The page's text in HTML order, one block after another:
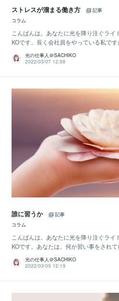
ストレスが溜まる働き方
記事
コラム
こんばんは。あなたに光を降り注ぐラ
KOです。長く会社員をやっている私で
光の仕事人＠SACHIKO
2022/03/07 12:58
誰に習うか
記事
コラム
こんばんは。あなたに光を降り注ぐラ
KOです。あなたは、何か習い事をされ
光の仕事人＠SACHIKO
2022/03/05 12:19